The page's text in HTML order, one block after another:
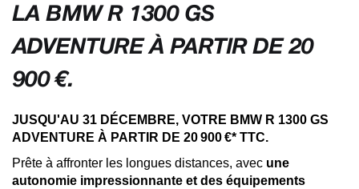
LA BMW R 1300 GS
ADVENTURE À PARTIR DE 20
900 €.
JUSQU'AU 31 DÉCEMBRE, VOTRE BMW R 1300 GS
ADVENTURE À PARTIR DE 20 900 €* TTC.
Prête à affronter les longues distances, avec une
autonomie impressionnante et des équipements